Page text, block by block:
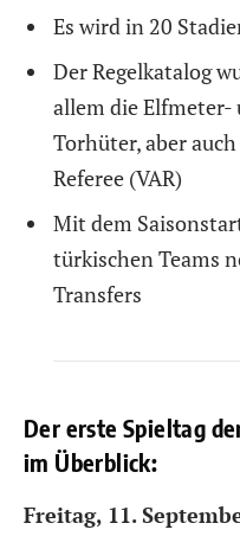
Es wird in 20
Der Regelkatalog
allem die
Torhüter, aber
Referee (VAR)
Mit dem
türkischen Teams
Transfers
Der erste Spieltag
im Überblick:
Freitag, 11.